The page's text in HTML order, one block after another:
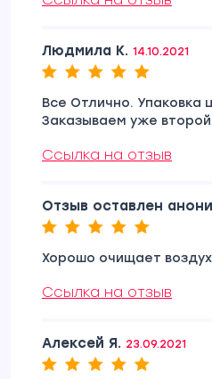
Людмила К. 14.10.2021
Все Отлично. Упаковка
Заказываем уже
Ссылка на отзыв
Отзыв оставлен
Хорошо очищает воздух
Ссылка на отзыв
Алексей Я. 23.09.2021